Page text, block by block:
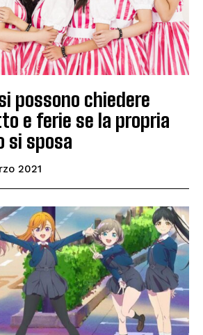
possono chiedere
e ferie se la propria
si sposa
2021